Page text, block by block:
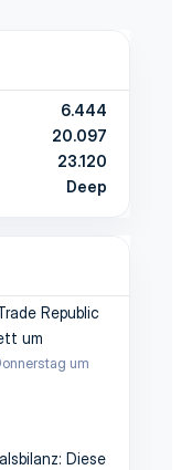
6.444
20.097
23.120
Deep
Republic
um
um
Diese